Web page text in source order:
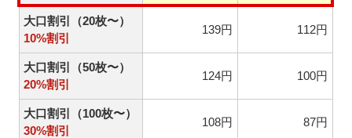
大口割引（20枚〜）
10%割引
139円 112円
大口割引（50枚〜）
20%割引
124円 100円
大口割引（100枚〜）
30%割引
108円 87円